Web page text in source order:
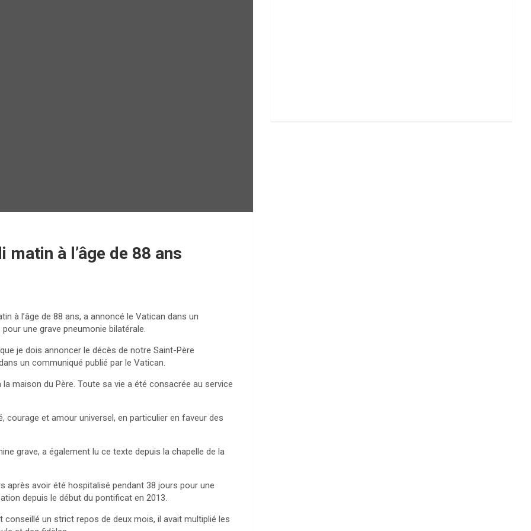
à l’âge de 88 ans
à l’âge de 88 ans, a annoncé le Vatican dans un
une grave pneumonie bilatérale.
je dois annoncer le décès de notre Saint-Père
un communiqué publié par le Vatican.
maison du Père. Toute sa vie a été consacrée au service
courage et amour universel, en particulier en faveur des
grave, a également lu ce texte depuis la chapelle de la
après avoir été hospitalisé pendant 38 jours pour une
depuis le début du pontificat en 2013.
un strict repos de deux mois, il avait multiplié les